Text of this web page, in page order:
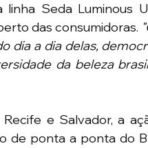
linha Seda Luminous
das consumidoras.
dia a dia delas,
da beleza
e Salvador, a
de ponta a ponta do